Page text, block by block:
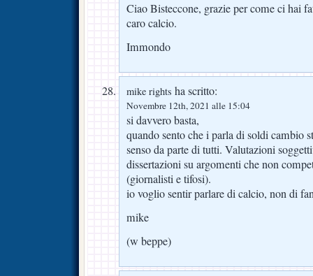
Ciao Bisteccone, grazie per come ci hai
caro calcio.
Immondo
mike rights ha scritto:
Novembre 12th, 2021 alle 15:04
si davvero basta,
quando sento che i parla di soldi cambio
senso da parte di tutti. Valutazioni
dissertazioni su argomenti che non
(giornalisti e tifosi).
io voglio sentir parlare di calcio, non di
mike
(w beppe)